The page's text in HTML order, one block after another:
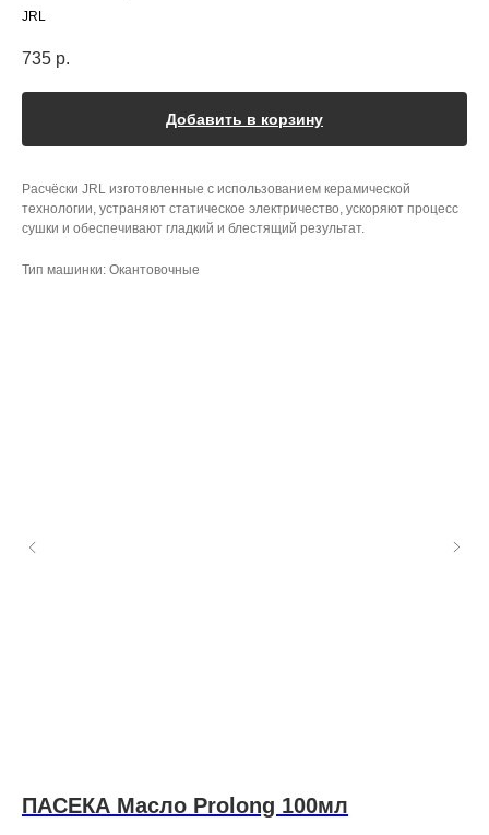
JRL
735 р.
Добавить в корзину
Расчёски JRL изготовленные с использованием керамической
технологии, устраняют статическое электричество, ускоряют процесс
сушки и обеспечивают гладкий и блестящий результат.
Тип машинки: Окантовочные
ПАСЕКА Масло Prolong 100мл